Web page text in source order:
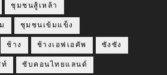
ชุมชนสู้เหล้า
ชุมชนเข้มแข็ง
ช้าง ช้างเอฟเอคัพ ซังซัง
ซับคอนไทยแลนด์